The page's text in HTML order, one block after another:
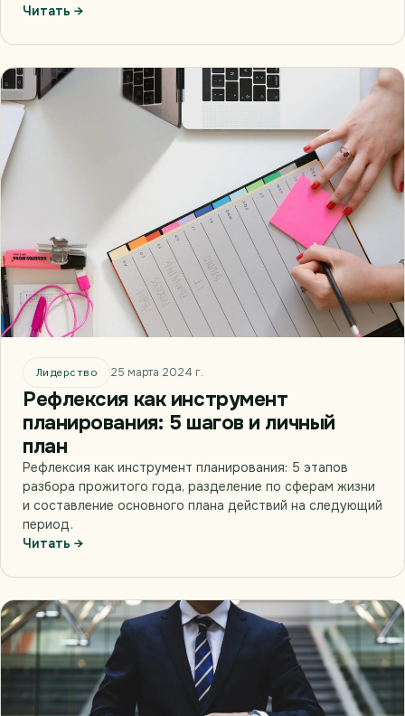
Читать →
Лидерство 25 марта 2024 г.
Рефлексия как инструмент
планирования: 5 шагов и личный
план
Рефлексия как инструмент планирования: 5 этапов
разбора прожитого года, разделение по сферам жизни
и составление основного плана действий на следующий
период.
Читать →